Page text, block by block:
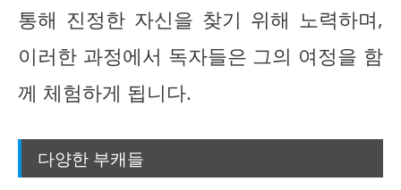
통해 진정한 자신을 찾기 위해 노력하며,
이러한 과정에서 독자들은 그의 여정을 함
께 체험하게 됩니다.
다양한 부캐들